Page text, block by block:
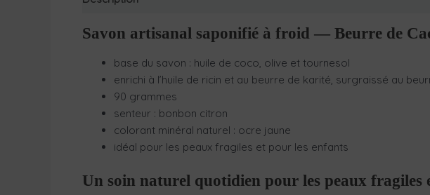
Savon artisanal saponifié à froid — Beurre de
base du savon : huile de coco, olive et tournesol
enrichi à l’huile de ricin et au beurre de karité, surgraissé au
90 grammes
senteur : bonbon citron
colorant minéral naturel : ocre jaune
idéal pour les peaux fragiles et pour les enfants
Un soin naturel quotidien pour les peaux fragiles